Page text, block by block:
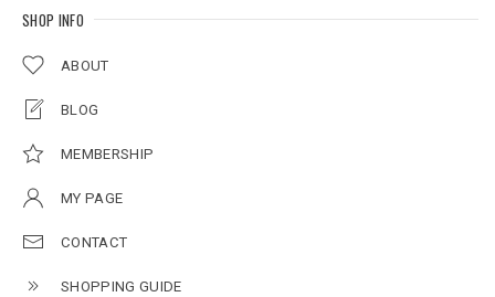
SHOP INFO
ABOUT
BLOG
MEMBERSHIP
MY PAGE
CONTACT
SHOPPING GUIDE